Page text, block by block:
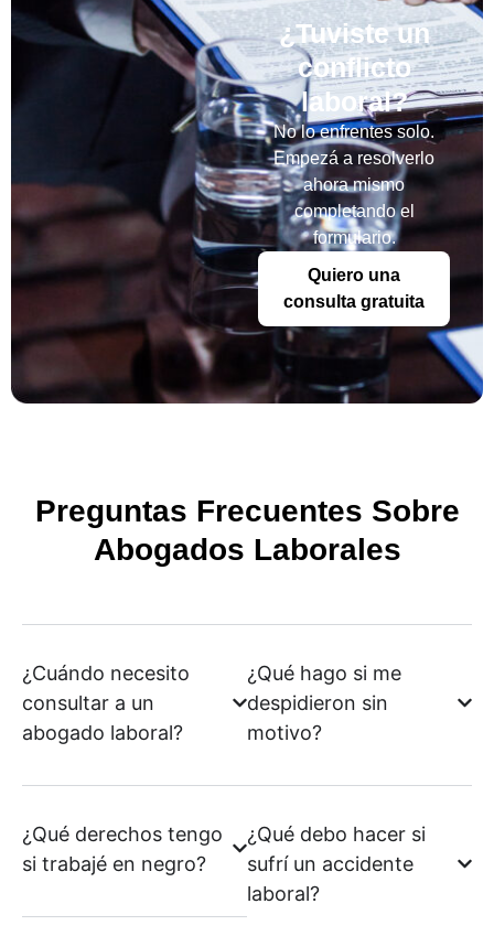
¿Tuviste un
conflicto
laboral?
No lo enfrentes solo.
Empezá a resolverlo
ahora mismo
completando el
formulario.
Quiero una
consulta gratuita
Preguntas Frecuentes Sobre
Abogados Laborales
¿Cuándo necesito
consultar a un
abogado laboral?
¿Qué derechos tengo
si trabajé en negro?
¿Qué hago si me
despidieron sin
motivo?
¿Qué debo hacer si
sufrí un accidente
laboral?